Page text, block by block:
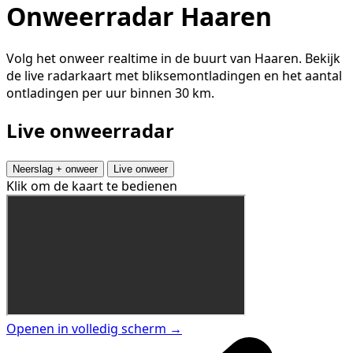
Onweerradar Haaren
Volg het onweer realtime in de buurt van Haaren. Bekijk
de live radarkaart met bliksemontladingen en het aantal
ontladingen per uur binnen 30 km.
Live onweerradar
Neerslag + onweer Live onweer
Klik om de kaart te bedienen
Openen in volledig scherm →